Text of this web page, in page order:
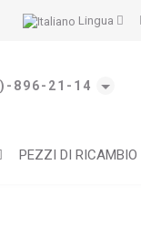
Lingua
896-21-14
PEZZI DI RICAMBIO